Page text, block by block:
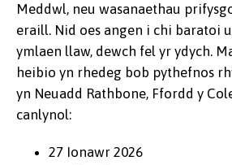
Meddwl, neu wasanaethau
eraill. Nid oes angen i chi baratoi
ymlaen llaw, dewch fel yr ydych.
heibio yn rhedeg bob pythefnos
yn Neuadd Rathbone, Ffordd y
canlynol:
27 Ionawr 2026